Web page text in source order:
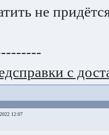
не
с
12:07